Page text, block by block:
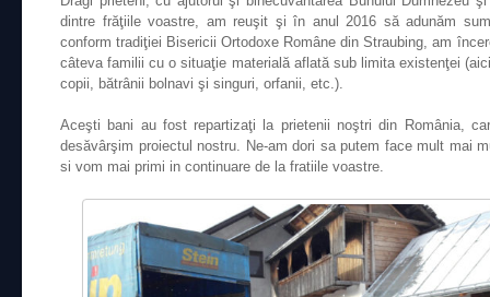
dintre frăţiile voastre, am reuşit şi în anul 2016 să adunăm
conform tradiţiei Bisericii Ortodoxe Române din Straubing, am
câteva familii cu o situaţie materială aflată sub limita existenţei
copii, bătrânii bolnavi şi singuri, orfanii, etc.).
Aceşti bani au fost repartizaţi la prietenii noştri din România,
desăvârşim proiectul nostru. Ne-am dori sa putem face mult mai
si vom mai primi in continuare de la fratiile voastre.